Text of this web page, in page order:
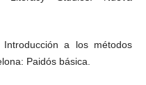
a los métodos
Paidós básica.